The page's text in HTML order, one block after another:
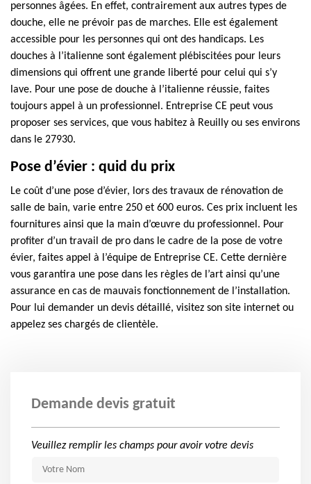
personnes âgées. En effet, contrairement aux autres types de
douche, elle ne prévoir pas de marches. Elle est également
accessible pour les personnes qui ont des handicaps. Les
douches à l’italienne sont également plébiscitées pour leurs
dimensions qui offrent une grande liberté pour celui qui s’y
lave. Pour une pose de douche à l’italienne réussie, faites
toujours appel à un professionnel. Entreprise CE peut vous
proposer ses services, que vous habitez à Reuilly ou ses environs
dans le 27930.
Pose d’évier : quid du prix
Le coût d’une pose d’évier, lors des travaux de rénovation de
salle de bain, varie entre 250 et 600 euros. Ces prix incluent les
fournitures ainsi que la main d’œuvre du professionnel. Pour
profiter d’un travail de pro dans le cadre de la pose de votre
évier, faites appel à l’équipe de Entreprise CE. Cette dernière
vous garantira une pose dans les règles de l’art ainsi qu’une
assurance en cas de mauvais fonctionnement de l’installation.
Pour lui demander un devis détaillé, visitez son site internet ou
appelez ses chargés de clientèle.
Demande devis gratuit
Veuillez remplir les champs pour avoir votre devis